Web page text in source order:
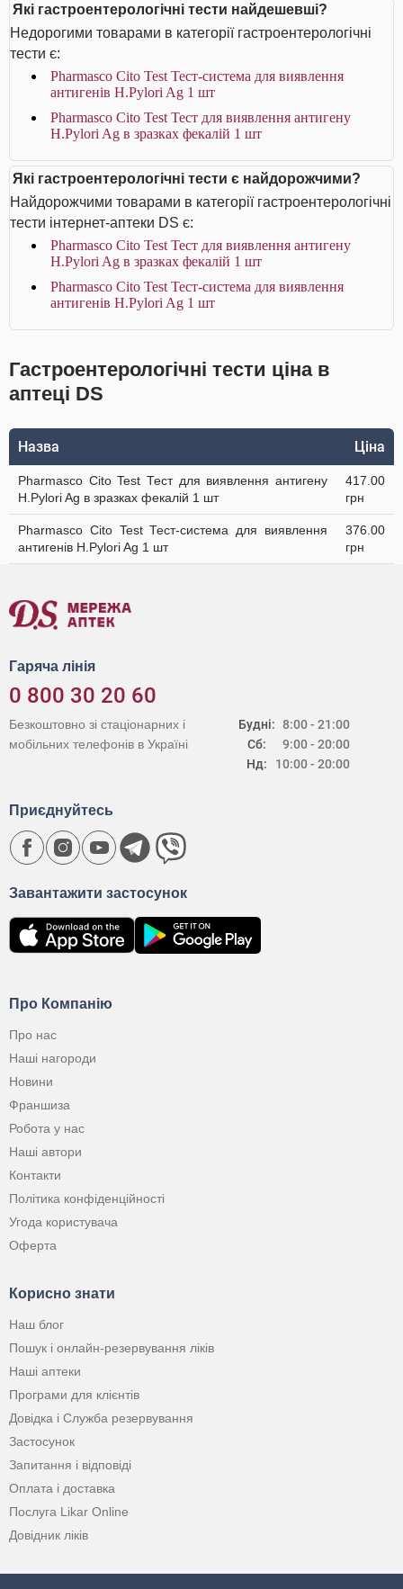
Які гастроентерологічні тести найдешевші?
Недорогими товарами в категорії гастроентерологічні
тести є:
Pharmasco Cito Test Тест-система для виявлення
антигенів Н.Pylori Ag 1 шт
Pharmasco Cito Test Тест для виявлення антигену
Н.Pylori Ag в зразках фекалій 1 шт
Які гастроентерологічні тести є найдорожчими?
Найдорожчими товарами в категорії гастроентерологічні
тести інтернет-аптеки DS є:
Pharmasco Cito Test Тест для виявлення антигену
Н.Pylori Ag в зразках фекалій 1 шт
Pharmasco Cito Test Тест-система для виявлення
антигенів Н.Pylori Ag 1 шт
Гастроентерологічні тести ціна в
аптеці DS
Назва Ціна
Pharmasco Cito Test Тест для виявлення антигену
Н.Pylori Ag в зразках фекалій 1 шт
417.00
грн
Pharmasco Cito Test Тест-система для виявлення
антигенів Н.Pylori Ag 1 шт
376.00
грн
Гаряча лінія
0 800 30 20 60
Будні:
Сб:
Нд:
8:00 - 21:00
9:00 - 20:00
10:00 - 20:00
Безкоштовно зі стаціонарних і
мобільних телефонів в Україні
Про Компанію
Про нас
Наші нагороди
Новини
Франшиза
Робота у нас
Наші автори
Контакти
Політика конфіденційності
Угода користувача
Оферта
Корисно знати
Наш блог
Пошук і онлайн-резервування ліків
Наші аптеки
Програми для клієнтів
Довідка і Служба резервування
Застосунок
Запитання і відповіді
Оплата і доставка
Послуга Likar Online
Довідник ліків
Завантажити застосунок
Приєднуйтесь